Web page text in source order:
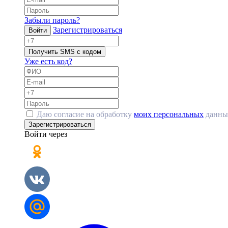
Забыли пароль?
Войти Зарегистрироваться
Получить SMS с кодом
Уже есть код?
Даю согласие на обработку моих персональных
Зарегистрироваться
Войти через